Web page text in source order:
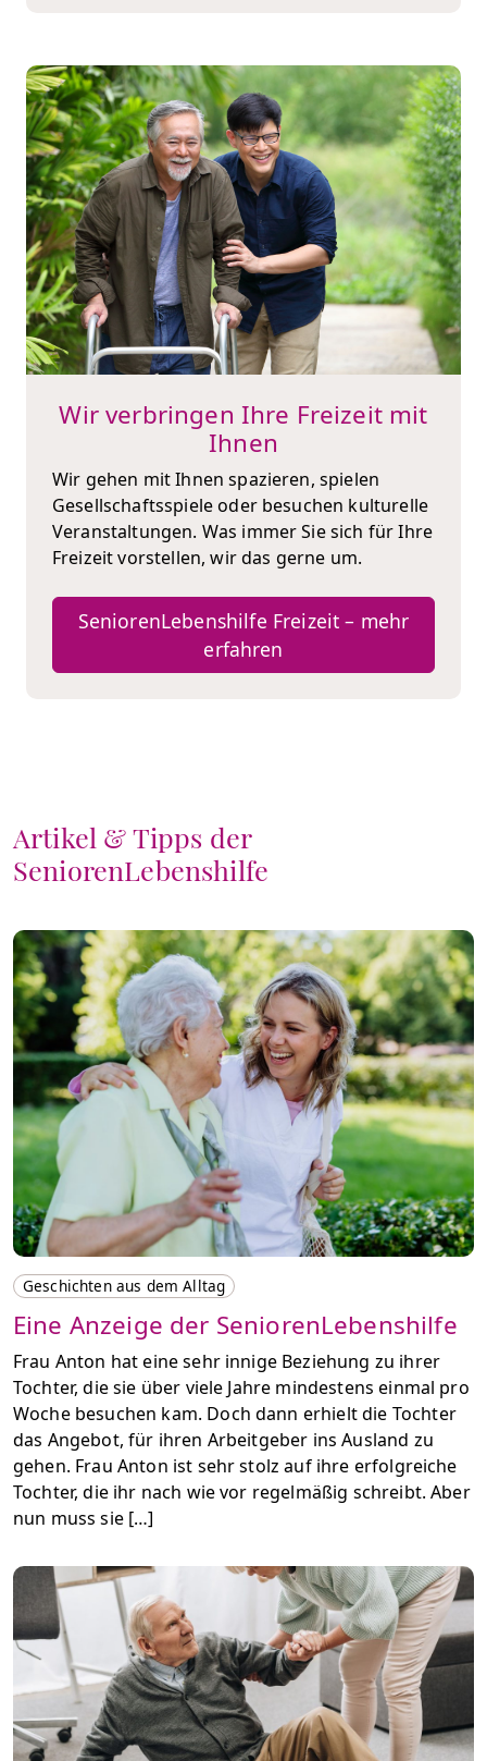
Wir verbringen Ihre Freizeit mit
Ihnen
Wir gehen mit Ihnen spazieren, spielen
Gesellschaftsspiele oder besuchen kulturelle
Veranstaltungen. Was immer Sie sich für Ihre
Freizeit vorstellen, wir das gerne um.
SeniorenLebenshilfe Freizeit – mehr
erfahren
Artikel & Tipps der
SeniorenLebenshilfe
Geschichten aus dem Alltag
Eine Anzeige der SeniorenLebenshilfe
Frau Anton hat eine sehr innige Beziehung zu ihrer
Tochter, die sie über viele Jahre mindestens einmal pro
Woche besuchen kam. Doch dann erhielt die Tochter
das Angebot, für ihren Arbeitgeber ins Ausland zu
gehen. Frau Anton ist sehr stolz auf ihre erfolgreiche
Tochter, die ihr nach wie vor regelmäßig schreibt. Aber
nun muss sie […]